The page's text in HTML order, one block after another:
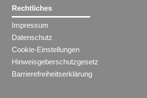
Rechtliches
Impressum
Datenschutz
Cookie-Einstellungen
Hinweisgeberschutzgesetz
Barrierefreiheitserklärung